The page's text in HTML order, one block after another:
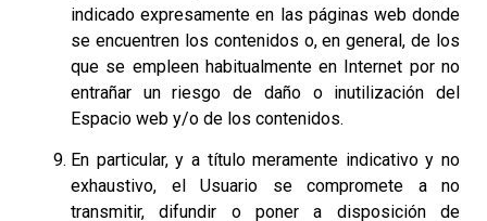
indicado expresamente en las páginas web donde
se encuentren los contenidos o, en general, de los
que se empleen habitualmente en Internet por no
entrañar un riesgo de daño o inutilización del
Espacio web y/o de los contenidos.
En particular, y a título meramente indicativo y no
exhaustivo, el Usuario se compromete a no
transmitir, difundir o poner a disposición de